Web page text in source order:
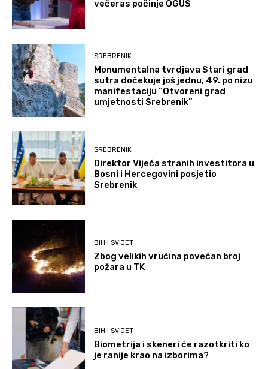
večeras počinje OGUS
SREBRENIK
Monumentalna tvrdjava Stari grad
sutra dočekuje još jednu, 49. po nizu
manifestaciju “Otvoreni grad
umjetnosti Srebrenik”
SREBRENIK
Direktor Vijeća stranih investitora u
Bosni i Hercegovini posjetio
Srebrenik
BIH I SVIJET
Zbog velikih vrućina povećan broj
požara u TK
BIH I SVIJET
Biometrija i skeneri će razotkriti ko
je ranije krao na izborima?